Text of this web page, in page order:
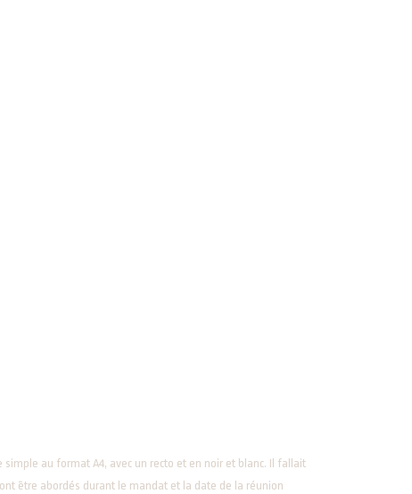
au format A4, avec un recto et en noir et blanc. Il fallait
être abordés durant le mandat et la date de la réunion